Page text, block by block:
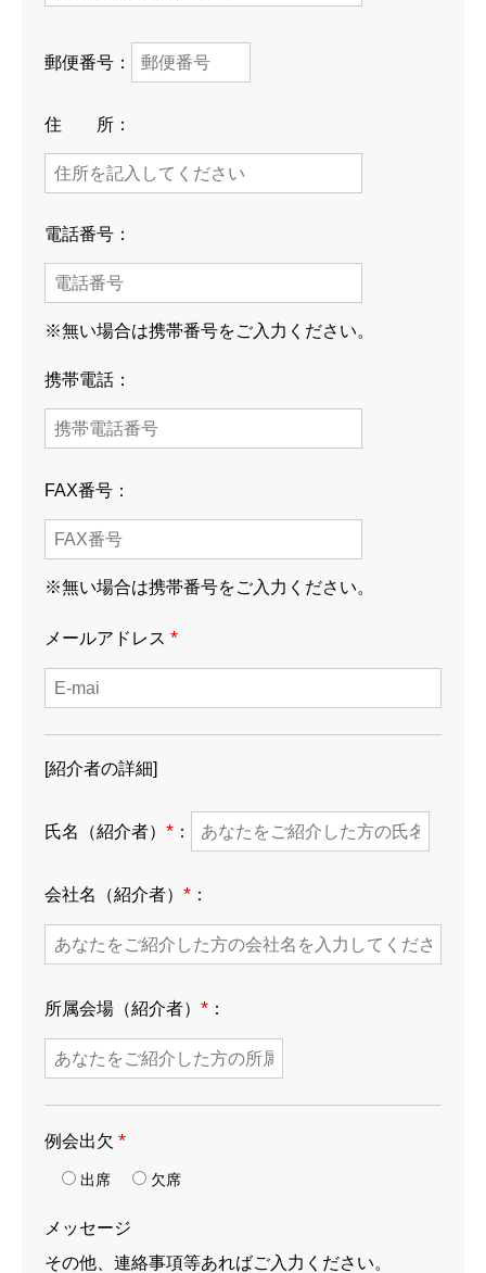
例会参加申込み（他会場）
例会参加申込み（ゲスト）
例会参加申込み
郵便番号：
住 所：
電話番号：
※無い場合は携帯番号をご入力ください。
携帯電話：
FAX番号：
※無い場合は携帯番号をご入力ください。
メールアドレス *
[紹介者の詳細]
氏名（紹介者） * ：
会社名（紹介者） * ：
所属会場（紹介者） * ：
例会出欠 *
出席 欠席
メッセージ
その他、連絡事項等あればご入力ください。